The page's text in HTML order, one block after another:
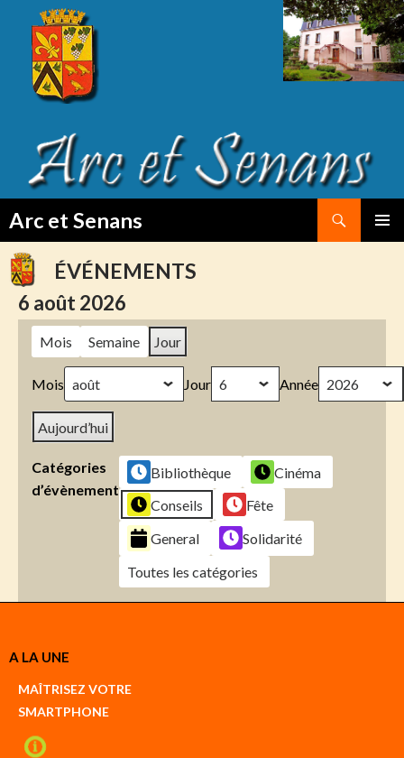
Arc et Senans
TO
CONTENTÉVÉNEMENTS
6 août 2026
Mois Semaine Jour
Mois Jour Année
Aujourd’hui
Catégories
d’évènement
Bibliothèque
Cinéma
Conseils
Fête
General
Solidarité
Toutes les catégories
Créer
compte
A LA UNE
MAÎTRISEZ VOTRE
SMARTPHONE